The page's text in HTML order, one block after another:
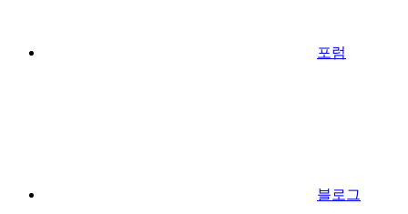
포럼
블로그